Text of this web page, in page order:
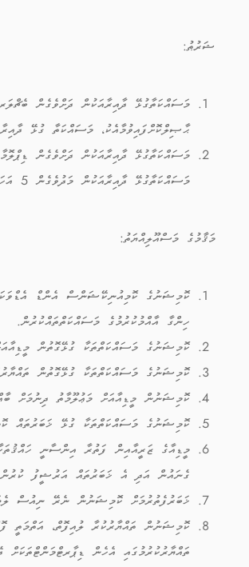
ޝަރުޠު:
ޙާޞިލްކޮށްފައިވުމާއެކު، މަސައްކަތާ ގުޅޭ ދާއިރާއަކުން މަދުވެގެން 2 އަހަރު
މަސައްކަތާގުޅޭ ދާއިރާއަކުން މަދުވެގެން 5 އަހަރު ދުވަހުގެ ތަޖުރިބާ ލިބިފައިވުން
މަޤާމުގެ މަސްއޫލިއްޔަތު:
ކޮމިޝަނުގެ ކޮމިއުނިކޭޝަންސް އެންޑް
ހިންގާ އާއްމުކުރުމުގެ މަސައްކަތްތައްކުރުން.
ކޮމިޝަނުގެ މަސައްކަތްތަކާ ގުޅޭގޮތުން
ކޮމިޝަނުގެ މަސައްކަތްތަކާ ގުޅޭގޮތުން
ކޮމިޝަނުން މީޑިއާއަށް މަޢުލޫމާތު ދިނުމަށް
ކޮމިޝަނުގެ މަސައްކަތްތަކާ ގުޅޭ ޚަބަރުތައް
މީޑިއާގެ ޒަރީއާއިން ފަތުރާ އިންސާނީ
ގެނައުން އަދި އެ ޚަބަރުތައް އަރުޝީފު
ޚަބަރުފެތުރުމަށް ކޮމިޝަނުން ނެރޭ ނިއުސް
ކޮމިޝަނުން ތައްޔާރުކުރާ ލުއިފޮތް، އަތްމަތީ
ތައްޔާރުކުރުމުގައި އެހެން